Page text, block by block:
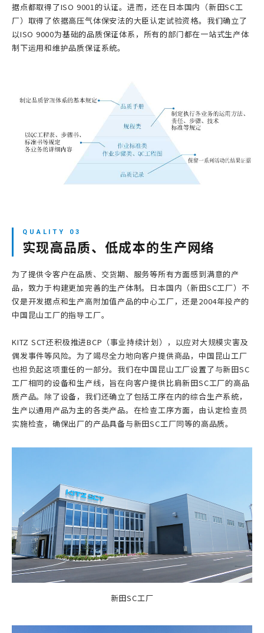
据点都取得了ISO 9001的认证。进而，还在日本国内（新田SC工
厂）取得了依据高压气体保安法的大臣认定试验资格。我们确立了
以ISO 9000为基础的品质保证体系，所有的部门都在一站式生产体
制下运用和维护品质保证系统。
实现高品质、低成本的生产网络
为了提供令客户在品质、交货期、服务等所有方面感到满意的产
品，致力于构建更加完善的生产体制。日本国内（新田SC工厂）不
仅是开发据点和生产高附加值产品的中心工厂，还是2004年投产的
中国昆山工厂的指导工厂。
KITZ SCT还积极推进BCP（事业持续计划），以应对大规模灾害及
偶发事件等风险。为了竭尽全力地向客户提供商品，中国昆山工厂
也担负起这项重任的一部分。我们在中国昆山工厂设置了与新田SC
工厂相同的设备和生产线，旨在向客户提供比肩新田SC工厂的高品
质产品。除了设备，我们还确立了包括工序在内的综合生产系统，
生产以通用产品为主的各类产品。在检查工序方面，由认定检查员
实施检查，确保出厂的产品具备与新田SC工厂同等的高品质。
新田SC工厂